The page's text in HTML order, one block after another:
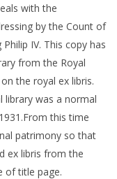
with the
by the Count of
IV. This copy has
from the Royal
the royal ex libris.
library was a normal
this time
patrimony so that
ex libris from the
of title page.